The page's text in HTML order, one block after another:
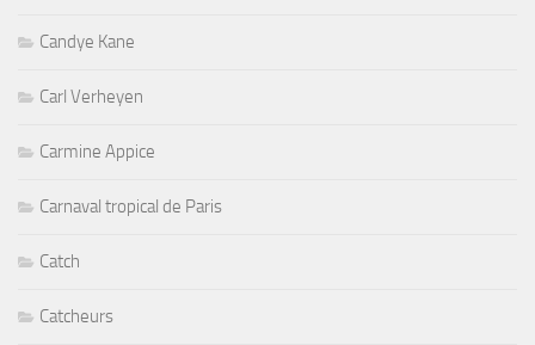
Candye Kane
Carl Verheyen
Carmine Appice
Carnaval tropical de Paris
Catch
Catcheurs